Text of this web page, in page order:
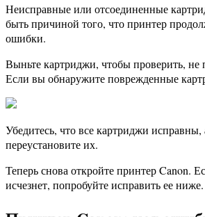
Неисправные или отсоединенные
быть причиной того, что принтер
ошибки.
Выньте картриджи, чтобы проверить,
Если вы обнаружите поврежденные
Убедитесь, что все картриджи исправны,
переустановите их.
Теперь снова откройте принтер Canon.
исчезнет, ​​попробуйте исправить ее ниже.